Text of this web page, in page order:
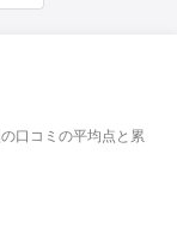
口コミの平均点と累